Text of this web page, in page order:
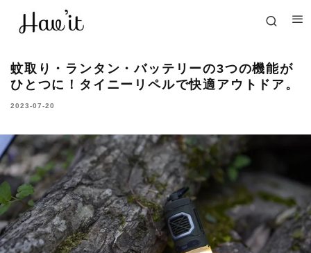
蚊取り・ランタン・バッテリーの3つの機能が
ひとつに！タイニーリペルで快適アウトドア。
2023-07-20